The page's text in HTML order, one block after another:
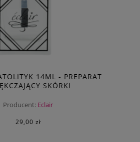
14ML - PREPARAT
SKÓRKI
Producent: Eclair
29,00 zł